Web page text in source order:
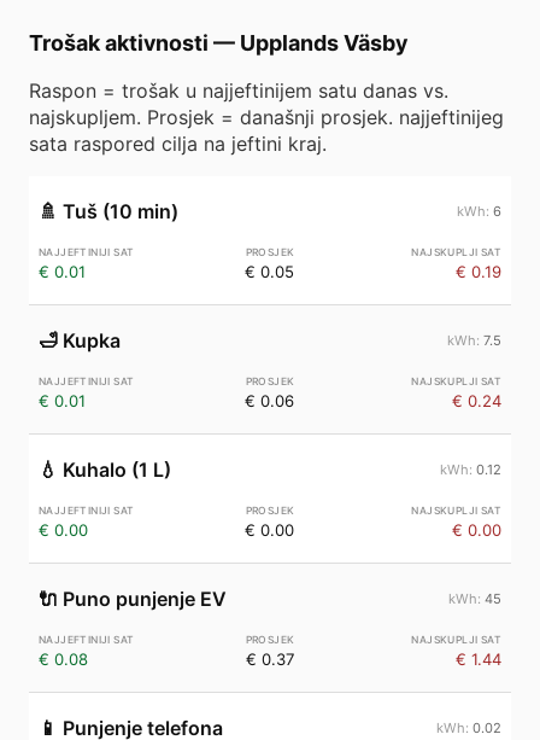
Trošak aktivnosti — Upplands Väsby
Raspon = trošak u najjeftinijem satu danas vs.
najskupljem. Prosjek = današnji prosjek. najjeftinijeg
sata raspored cilja na jeftini kraj.
🚿 Tuš (10 min) 6
€ 0.01 € 0.05 € 0.19
🛁 Kupka 7.5
€ 0.01 € 0.06 € 0.24
💧 Kuhalo (1 L) 0.12
€ 0.00 € 0.00 € 0.00
🔌 Puno punjenje EV 45
€ 0.08 € 0.37 € 1.44
📱 Punjenje telefona 0.02